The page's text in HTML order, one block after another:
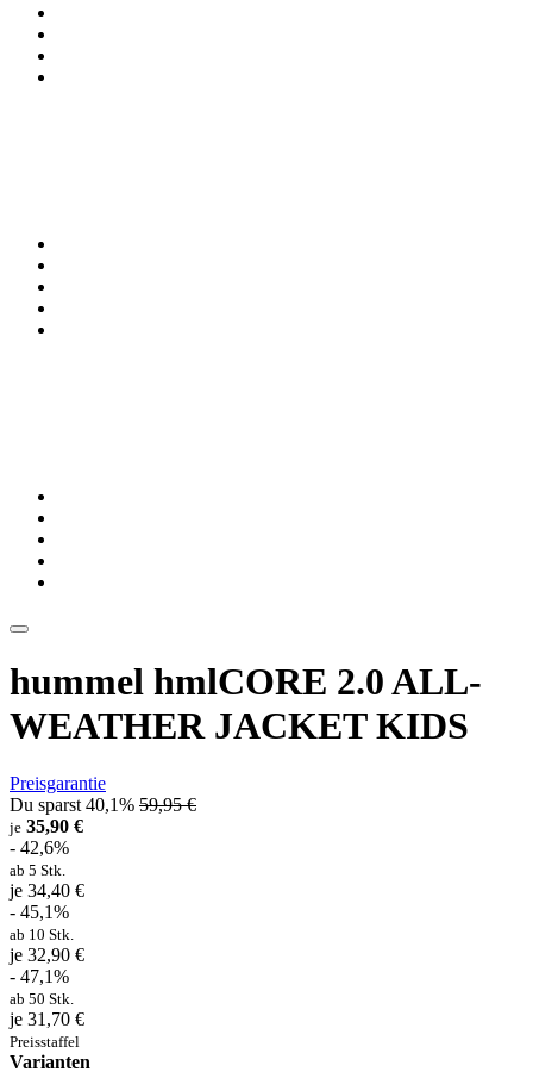
hummel hmlCORE 2.0 ALL-
WEATHER JACKET KIDS
Preisgarantie
Du sparst 40,1% 59,95 €
je 35,90 €
- 42,6%
ab 5 Stk.
je 34,40 €
- 45,1%
ab 10 Stk.
je 32,90 €
- 47,1%
ab 50 Stk.
je 31,70 €
Preisstaffel
Varianten